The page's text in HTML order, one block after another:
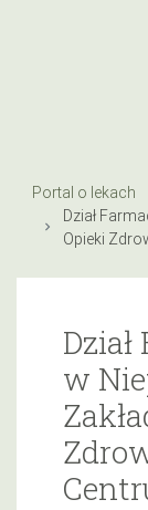
Portal o lekach
Dział
Opieki
w